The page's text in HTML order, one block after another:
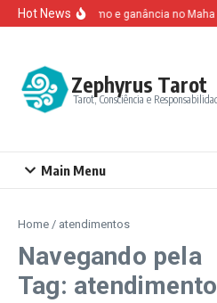
Ir para o conteúdo
Hot NewsAltruísmo e ganância no
Zephyrus Tarot
Tarot, Consciência e
Main Menu
Home / atendimentos
Navegando pela
Tag: